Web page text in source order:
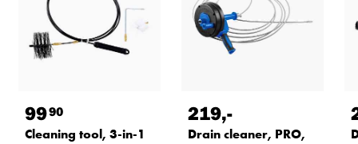
9990
Cleaning tool, 3-in-1
219,-
Drain cleaner, PRO,